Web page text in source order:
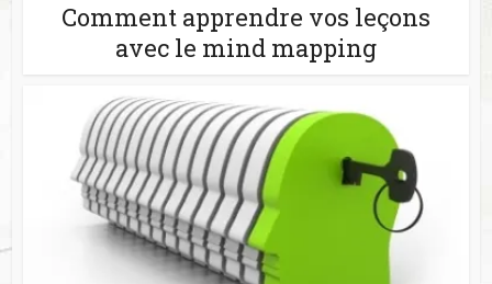
Comment apprendre vos leçons
avec le mind mapping